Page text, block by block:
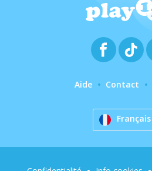
Aide Contact
Français